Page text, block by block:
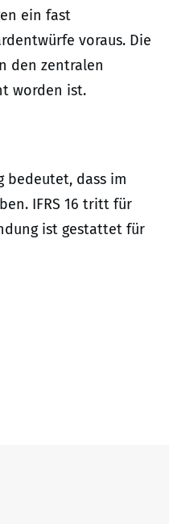
ein fast
voraus. Die
den zentralen
worden ist.
bedeutet, dass im
IFRS 16 tritt für
ist gestattet für